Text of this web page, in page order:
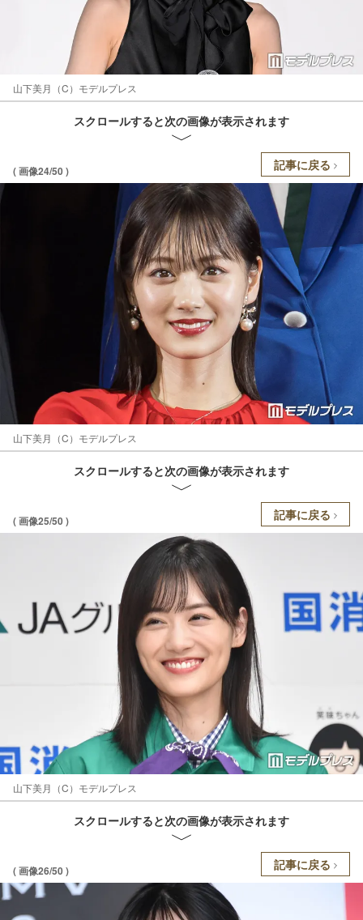
山下美月（C）モデルプレス
スクロールすると次の画像が表示されます
( 画像24/50 ) 記事に戻る
山下美月（C）モデルプレス
スクロールすると次の画像が表示されます
( 画像25/50 ) 記事に戻る
山下美月（C）モデルプレス
スクロールすると次の画像が表示されます
( 画像26/50 ) 記事に戻る